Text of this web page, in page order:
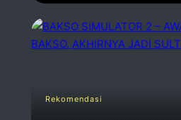
Rekomendasi